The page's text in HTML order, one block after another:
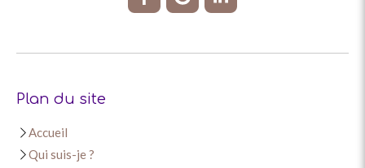
Plan du site
Accueil
Qui suis-je ?